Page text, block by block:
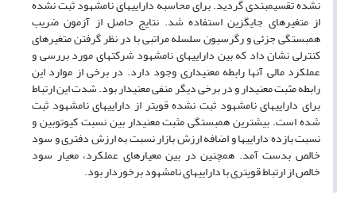
نشده تقسیم­بندی گردید. برای محاسبه دارایی­های نامشهود ثبت نشده
از متغیرهای جایگزین استفاده شد. نتایج حاصل از آزمون ضریب
همبستگی جزئی و رگرسیون سلسله مراتبی با در نظر گرفتن متغیرهای
کنترلی نشان داد که بین دارایی­های نامشهود شرکت­های مورد بررسی و
عملکرد مالی آن­ها رابطه معنی­داری وجود دارد. در برخی از موارد این
رابطه مثبت معنی­دار و در برخی دیگر منفی معنی­دار بود. شدت این ارتباط
برای دارایی­های نامشهود ثبت نشده قوی­تر از دارایی­های نامشهود ثبت
شده است. بیشترین همبستگی مثبت معنی­دار بین نسبت کیوتوبین و
نسبت بازده دارایی­ها و اضافه ارزش بازار نسبت به ارزش دفتری و سود
خالص بدست آمد. همچنین در بین معیارهای عملکرد، معیار سود
خالص از ارتباط قوی­تری با دارایی­های نامشهود برخوردار بود.